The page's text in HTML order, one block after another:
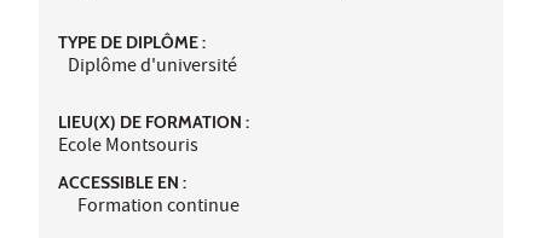
TYPE DE DIPLÔME :
Diplôme d'université
LIEU(X) DE FORMATION :
Ecole Montsouris
ACCESSIBLE EN :
Formation continue